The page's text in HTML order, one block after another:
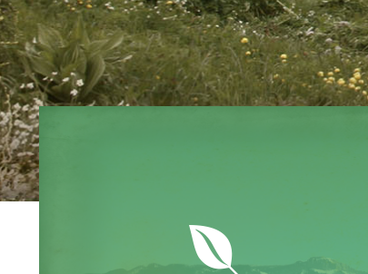
Les toilettes publiques
Des solutions particulièrement